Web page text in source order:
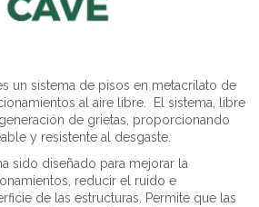
un sistema de pisos en metacrilato de
al aire libre. El sistema, libre
de grietas, proporcionando
y resistente al desgaste.
sido diseñado para mejorar la
reducir el ruido e
de las estructuras. Permite que las